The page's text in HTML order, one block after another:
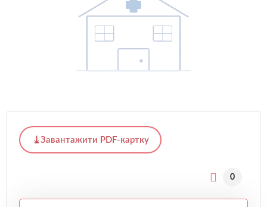
Завантажити PDF-картку
0